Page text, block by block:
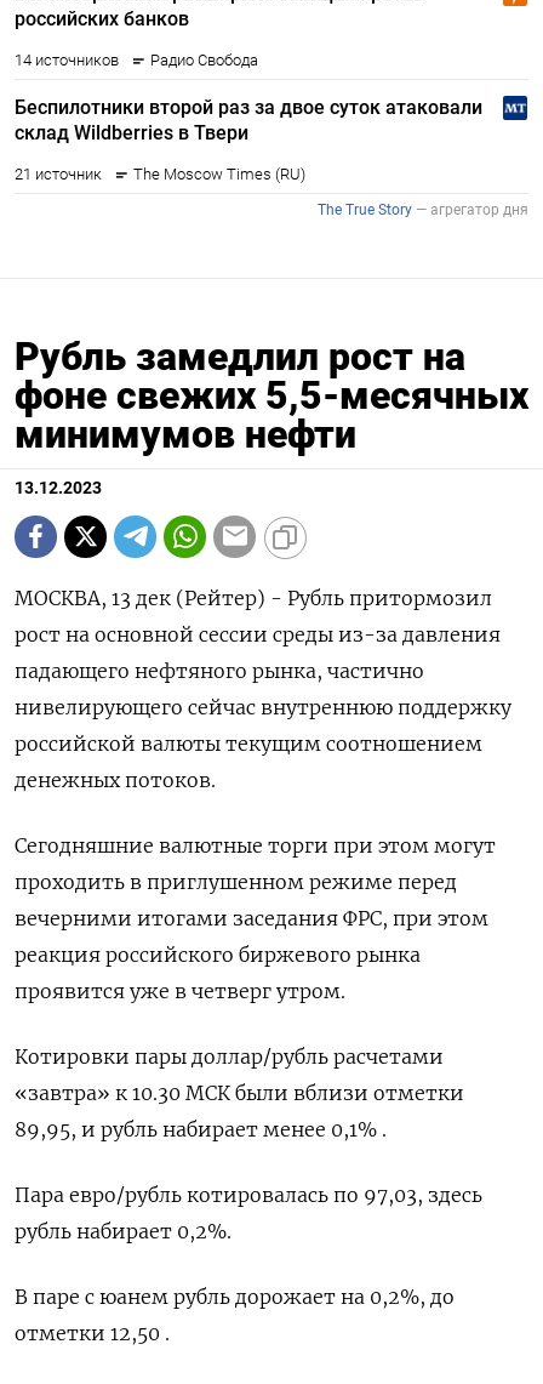
Рубль замедлил рост на
фоне свежих 5,5-месячных
минимумов нефти
13.12.2023
МОСКВА, 13 дек (Рейтер) - Рубль притормозил
рост на основной сессии среды из-за давления
падающего нефтяного рынка, частично
нивелирующего сейчас внутреннюю поддержку
российской валюты текущим соотношением
денежных потоков.
Сегодняшние валютные торги при этом могут
проходить в приглушенном режиме перед
вечерними итогами заседания ФРС, при этом
реакция российского биржевого рынка
проявится уже в четверг утром.
Котировки пары доллар/рубль расчетами
«завтра» к 10.30 МСК были вблизи отметки
89,95, и рубль набирает менее 0,1% .
Пара евро/рубль котировалась по 97,03, здесь
рубль набирает 0,2%.
В паре с юанем рубль дорожает на 0,2%, до
отметки 12,50 .